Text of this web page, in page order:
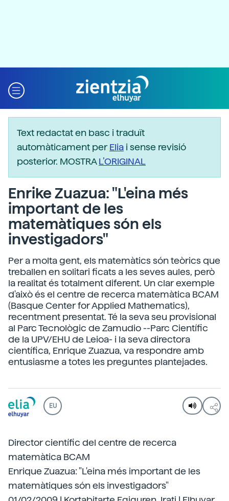
Text redactat en basc i traduït
automàticament perElia i sense revisió
posterior. MOSTRAL’ORIGINAL
Enrike Zuazua: "L'eina més
important de les
matemàtiques són els
investigadors"
Per a molta gent, els matemàtics són teòrics que
treballen en solitari ficats a les seves aules, però
la realitat és totalment diferent. Un clar exemple
d'això és el centre de recerca matemàtica BCAM
(Basque Center for Applied Mathematics),
recentment presentat. Té la seva seu provisional
al Parc Tecnològic de Zamudio --Parc Científic
de la UPV/EHU de Leioa- i la seva directora
científica, Enrique Zuazua, va respondre amb
entusiasme a totes les preguntes plantejades.
EU
Director científic del centre de recerca
matemàtica BCAM
Enrique Zuazua: "L'eina més important de les
matemàtiques són els investigadors"